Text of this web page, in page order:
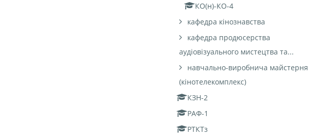
КО(н)-КО-4
кафедра кінознавства
кафедра продюсерства
аудіовізуального мистецтва та...
навчально-виробнича майстерня
(кінотелекомплекс)
КЗН-2
РАФ-1
РТКТз